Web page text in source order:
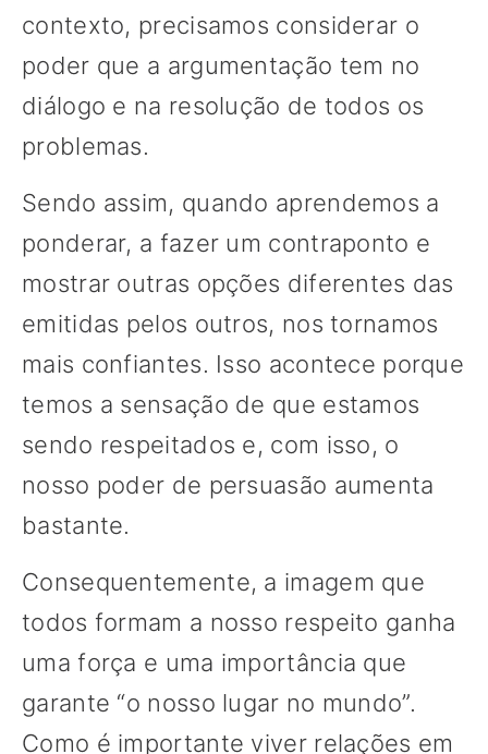
contexto, precisamos considerar o
poder que a argumentação tem no
diálogo e na resolução de todos os
problemas.
Sendo assim, quando aprendemos a
ponderar, a fazer um contraponto e
mostrar outras opções diferentes das
emitidas pelos outros, nos tornamos
mais confiantes. Isso acontece porque
temos a sensação de que estamos
sendo respeitados e, com isso, o
nosso poder de persuasão aumenta
bastante.
Consequentemente, a imagem que
todos formam a nosso respeito ganha
uma força e uma importância que
garante “o nosso lugar no mundo”.
Como é importante viver relações em